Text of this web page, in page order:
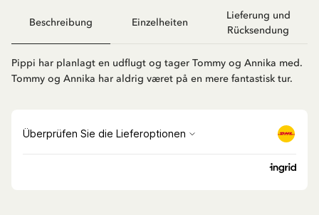
Beschreibung Einzelheiten
Lieferung und
Rücksendung
Pippi har planlagt en udflugt og tager Tommy og Annika med.
Tommy og Annika har aldrig været på en mere fantastisk tur.